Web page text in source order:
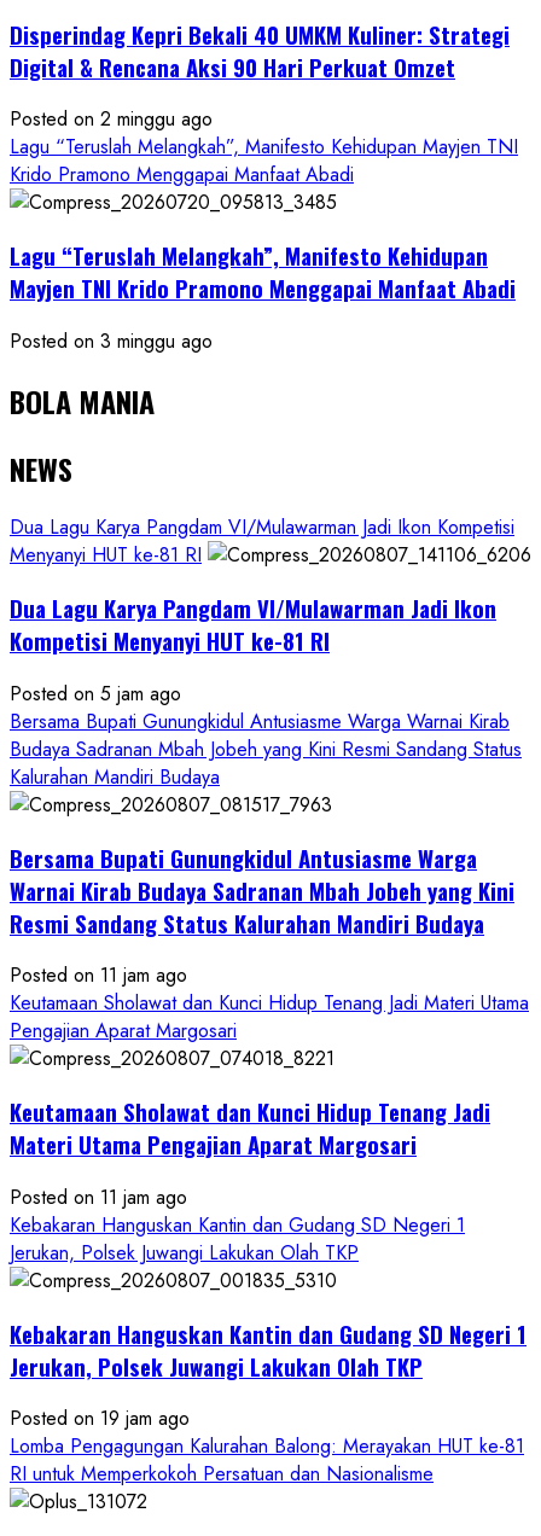
Disperindag Kepri Bekali 40 UMKM Kuliner: Strategi
Digital & Rencana Aksi 90 Hari Perkuat Omzet
Posted on 2 minggu ago
Lagu “Teruslah Melangkah”, Manifesto Kehidupan Mayjen TNI
Krido Pramono Menggapai Manfaat Abadi
Lagu “Teruslah Melangkah”, Manifesto Kehidupan
Mayjen TNI Krido Pramono Menggapai Manfaat Abadi
Posted on 3 minggu ago
BOLA MANIA
NEWS
Dua Lagu Karya Pangdam VI/Mulawarman Jadi Ikon Kompetisi
Menyanyi HUT ke-81 RI
Dua Lagu Karya Pangdam VI/Mulawarman Jadi Ikon
Kompetisi Menyanyi HUT ke-81 RI
Posted on 5 jam ago
Bersama Bupati Gunungkidul Antusiasme Warga Warnai Kirab
Budaya Sadranan Mbah Jobeh yang Kini Resmi Sandang Status
Kalurahan Mandiri Budaya
Bersama Bupati Gunungkidul Antusiasme Warga
Warnai Kirab Budaya Sadranan Mbah Jobeh yang Kini
Resmi Sandang Status Kalurahan Mandiri Budaya
Posted on 11 jam ago
Keutamaan Sholawat dan Kunci Hidup Tenang Jadi Materi Utama
Pengajian Aparat Margosari
Keutamaan Sholawat dan Kunci Hidup Tenang Jadi
Materi Utama Pengajian Aparat Margosari
Posted on 11 jam ago
Kebakaran Hanguskan Kantin dan Gudang SD Negeri 1
Jerukan, Polsek Juwangi Lakukan Olah TKP
Kebakaran Hanguskan Kantin dan Gudang SD Negeri 1
Jerukan, Polsek Juwangi Lakukan Olah TKP
Posted on 19 jam ago
Lomba Pengagungan Kalurahan Balong: Merayakan HUT ke-81
RI untuk Memperkokoh Persatuan dan Nasionalisme